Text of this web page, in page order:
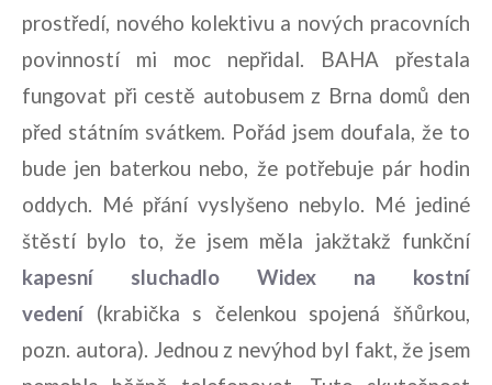
prostředí, nového kolektivu a nových pracovních
povinností mi moc nepřidal. BAHA přestala
fungovat při cestě autobusem z Brna domů den
před státním svátkem. Pořád jsem doufala, že to
bude jen baterkou nebo, že potřebuje pár hodin
oddych. Mé přání vyslyšeno nebylo. Mé jediné
štěstí bylo to, že jsem měla jakžtakž funkční
kapesní sluchadlo Widex na kostní
vedení (krabička s čelenkou spojená šňůrkou,
pozn. autora). Jednou z nevýhod byl fakt, že jsem